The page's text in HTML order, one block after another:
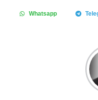
Whatsapp